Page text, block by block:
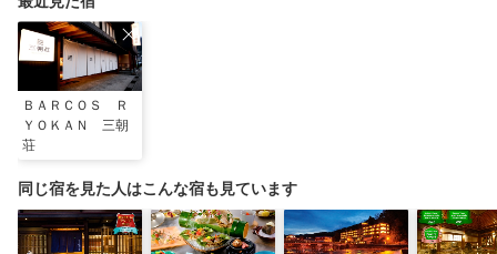
ＢＡＲＣＯＳ Ｒ
ＹＯＫＡＮ 三朝
荘
同じ宿を見た人はこんな宿も見ています